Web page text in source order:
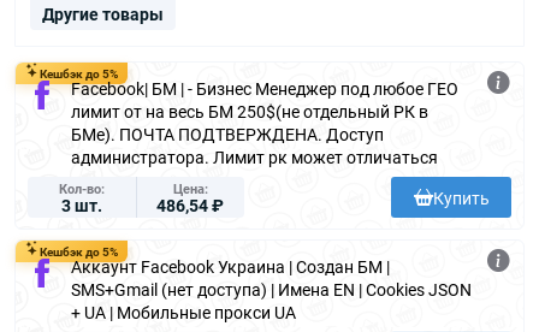
Другие товары
Кешбэк до 5%
Facebook| БМ | - Бизнес Менеджер под любое ГЕО
лимит от на весь БМ 250$(не отдельный РК в
БМе). ПОЧТА ПОДТВЕРЖДЕНА. Доступ
администратора. Лимит рк может отличаться
Кол-во
3 шт.
Цена
486,54 ₽ Купить
Кешбэк до 5%
Аккаунт Facebook Украина | Создан БМ |
SMS+Gmail (нет доступа) | Имена EN | Cookies JSON
+ UA | Мобильные прокси UA